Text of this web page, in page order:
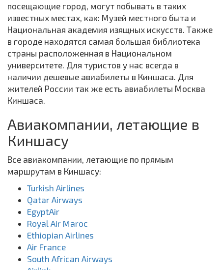
посещающие город, могут побывать в таких
известных местах, как: Музей местного быта и
Национальная академия изящных искусств. Также
в городе находятся самая большая библиотека
страны расположенная в Национальном
университете. Для туристов у нас всегда в
наличии дешевые авиабилеты в Киншаса. Для
жителей России так же есть авиабилеты Москва
Киншаса.
Авиакомпании, летающие в
Киншасу
Все авиакомпании, летающие по прямым
маршрутам в Киншасу:
Turkish Airlines
Qatar Airways
EgyptAir
Royal Air Maroc
Ethiopian Airlines
Air France
South African Airways